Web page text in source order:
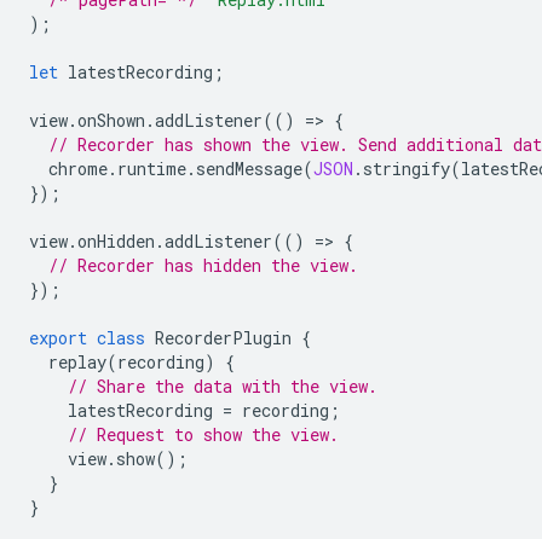
);
let latestRecording ;
view.onShown .addListener(() => {
// Recorder has shown the view. Send additional
chrome. runtime. sendMessage(JSON . stringify(
});
view.onHidden .addListener(() => {
// Recorder has hidden the view.
});
export class RecorderPlugin {
replay(recording)
{
// Share the data with the view.
latestRecording = recording ;
// Request to show the view.
view. show();
}
}